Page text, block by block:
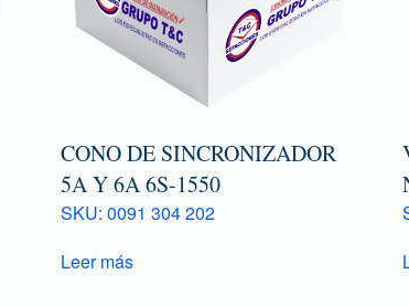
CONO DE SINCRONIZADOR
5A Y 6A 6S-1550
SKU: 0091 304 202
Leer más